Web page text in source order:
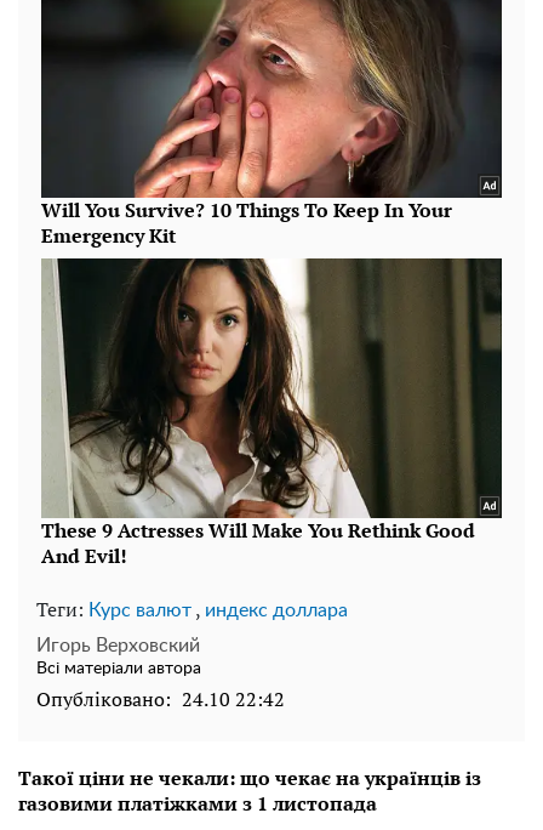
Теги: Курс валют , индекс доллара
Игорь Верховский
Всі матеріали автора
Опубліковано: 24.10 22:42
Такої ціни не чекали: що чекає на українців із
газовими платіжками з 1 листопада